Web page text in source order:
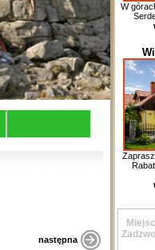
następna
W